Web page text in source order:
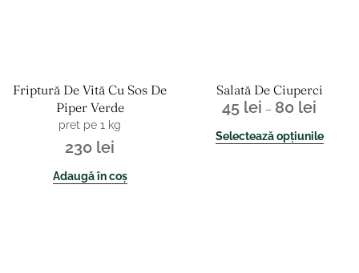
Friptură De Vită Cu Sos De
Piper Verde
pret pe 1 kg
230 lei
Adaugă în coș
Salată De Ciuperci
45 lei – 80 lei
Selectează opțiunile